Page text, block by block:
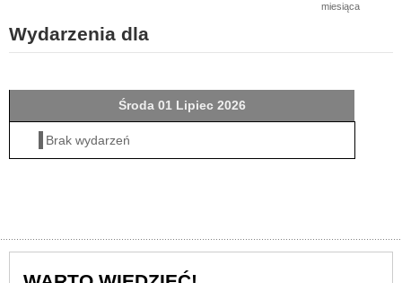
miesiąca
Wydarzenia dla
Środa 01 Lipiec 2026
Brak wydarzeń